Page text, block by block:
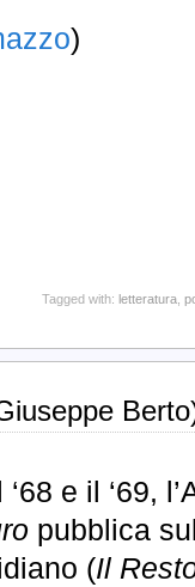
)
Tagged with: letteratura
‘68 e il ‘69,
pubblica
(Il